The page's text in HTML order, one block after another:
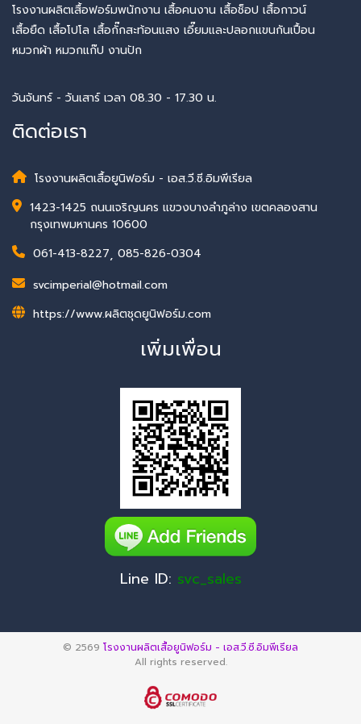
โรงงานผลิตเสื้อฟอร์มพนักงาน เสื้อคนงาน เสื้อช็อป เสื้อกาวน์
เสื้อยืด เสื้อโปโล เสื้อกั๊กสะท้อนแสง เอี๊ยมและปลอกแขนกันเปื้อน
หมวกผ้า หมวกแก๊ป งานปัก
วันจันทร์ - วันเสาร์ เวลา 08.30 - 17.30 น.
ติดต่อเรา
โรงงานผลิตเสื้อยูนิฟอร์ม - เอส.วี.ซี.อิมพีเรียล
1423-1425 ถนนเจริญนคร แขวงบางลำภูล่าง เขตคลองสาน
กรุงเทพมหานคร 10600
061-413-8227, 085-826-0304
svcimperial@hotmail.com
https://www.ผลิตชุดยูนิฟอร์ม.com
เพิ่มเพื่อน
Line ID: svc_sales
© 2569 โรงงานผลิตเสื้อยูนิฟอร์ม - เอส.วี.ซี.อิมพีเรียล
All rights reserved.